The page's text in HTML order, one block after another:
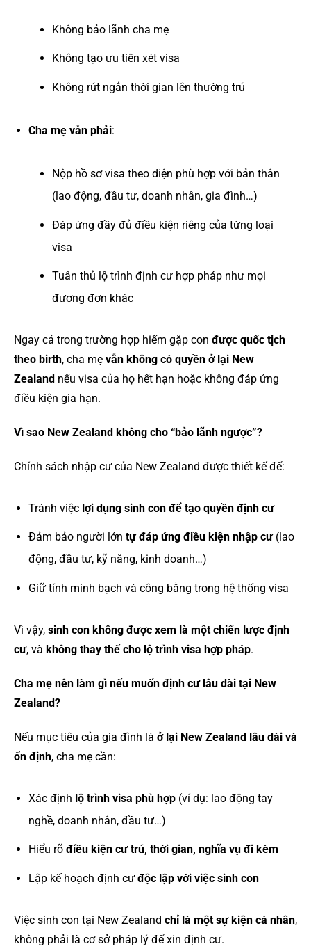
Không bảo lãnh cha mẹ
Không tạo ưu tiên xét visa
Không rút ngắn thời gian lên thường trú
Cha mẹ vẫn phải:
Nộp hồ sơ visa theo diện phù hợp với bản thân
(lao động, đầu tư, doanh nhân, gia đình…)
Đáp ứng đầy đủ điều kiện riêng của từng loại
visa
Tuân thủ lộ trình định cư hợp pháp như mọi
đương đơn khác
Ngay cả trong trường hợp hiếm gặp con được quốc tịch
theo birth, cha mẹ vẫn không có quyền ở lại New
Zealand nếu visa của họ hết hạn hoặc không đáp ứng
điều kiện gia hạn.
Vì sao New Zealand không cho “bảo lãnh ngược”?
Chính sách nhập cư của New Zealand được thiết kế để:
Tránh việc lợi dụng sinh con để tạo quyền định cư
Đảm bảo người lớn tự đáp ứng điều kiện nhập cư(lao
động, đầu tư, kỹ năng, kinh doanh…)
Giữ tính minh bạch và công bằng trong hệ thống visa
Vì vậy, sinh con không được xem là một chiến lược định
cư, và không thay thế cho lộ trình visa hợp pháp.
Cha mẹ nên làm gì nếu muốn định cư lâu dài tại New
Zealand?
Nếu mục tiêu của gia đình là ở lại New Zealand lâu dài và
ổn định, cha mẹ cần:
Xác định lộ trình visa phù hợp(ví dụ: lao động tay
nghề, doanh nhân, đầu tư…)
Hiểu rõ điều kiện cư trú, thời gian, nghĩa vụ đi kèm
Lập kế hoạch định cư độc lập với việc sinh con
Việc sinh con tại New Zealand chỉ là một sự kiện cá nhân,
không phải là cơ sở pháp lý để xin định cư.